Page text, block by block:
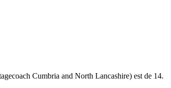
Cumbria and North Lancashire) est de 14.